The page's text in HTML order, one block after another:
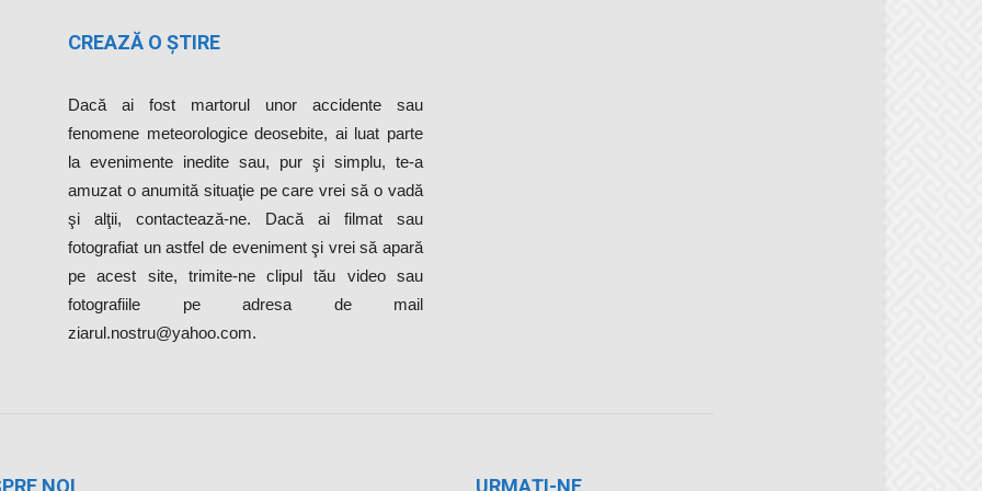
CREAZĂ O ȘTIRE
Dacă ai fost martorul unor accidente sau
fenomene meteorologice deosebite, ai luat parte
la evenimente inedite sau, pur şi simplu, te-a
amuzat o anumită situaţie pe care vrei să o vadă
şi alţii, contactează-ne. Dacă ai filmat sau
fotografiat un astfel de eveniment şi vrei să apară
pe acest site, trimite-ne clipul tău video sau
fotografiile pe adresa de mail
ziarul.nostru@yahoo.com.
NOI URMAȚI-NE